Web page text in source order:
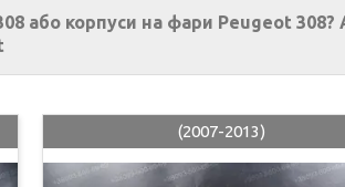
або корпуси на фари Peugeot
(2007-2013)